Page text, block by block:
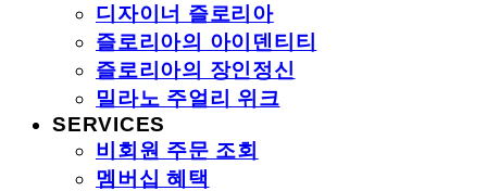
디자이너 즐로리아
즐로리아의 아이덴티티
즐로리아의 장인정신
밀라노 주얼리 위크
SERVICES
비회원 주문 조회
멤버십 혜택